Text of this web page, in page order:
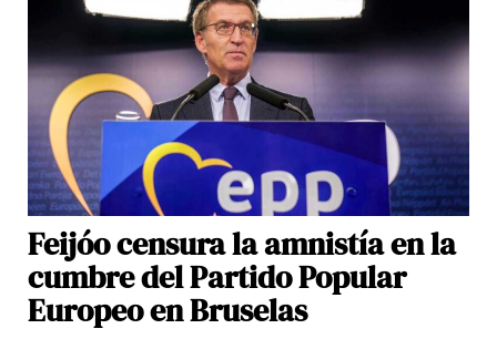
Feijóo censura la amnistía en la
cumbre del Partido Popular
Europeo en Bruselas